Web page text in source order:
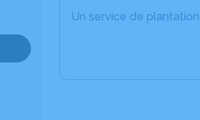
Un service de